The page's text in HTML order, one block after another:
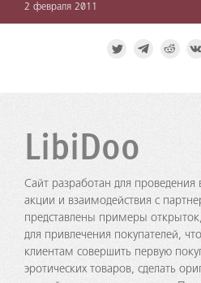
2 февраля 2011
LibiDoo
Сайт разработан для
акции и взаимодействия с
представлены примеры
для привлечения покупателей,
клиентам совершить первую
эротических товаров, сделать